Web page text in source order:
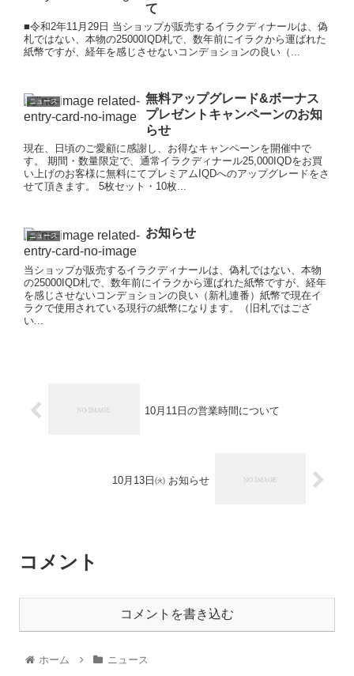
て
■令和2年11月29日 当ショップが販売するイラクディナールは、偽
札ではない、本物の25000IQD札で、数年前にイラクから運ばれた
紙幣ですが、経年を感じさせないコンデョションの良い（...
ニュース
無料アップグレード&ボーナス
プレゼントキャンペーンのお知
らせ
現在、日頃のご愛顧に感謝し、お得なキャンペーンを開催中で
す。 期間・数量限定で、通常イラクディナール25,000IQDをお買
い上げのお客様に無料にてプレミアムIQDへのアップグレードをさ
せて頂きます。 5枚セット・10枚...
ニュース お知らせ
当ショップが販売するイラクディナールは、偽札ではない、本物
の25000IQD札で、数年前にイラクから運ばれた紙幣ですが、経年
を感じさせないコンデョションの良い（新札連番）紙幣で現在イ
ラクで使用されている現行の紙幣になります。（旧札ではござ
い...
10月11日の営業時間について
10月13日㈫ お知らせ
コメント
コメントを書き込む
ホーム ニュース